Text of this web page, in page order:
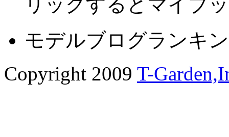
リックするとマイブ
モデルブログランキ
Copyright 2009 T-